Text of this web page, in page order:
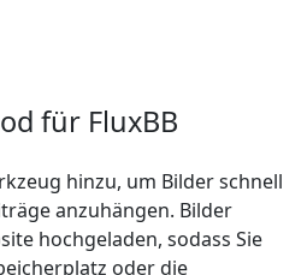
für FluxBB
hinzu, um Bilder schnell
anzuhängen. Bilder
hochgeladen, sodass Sie
oder die